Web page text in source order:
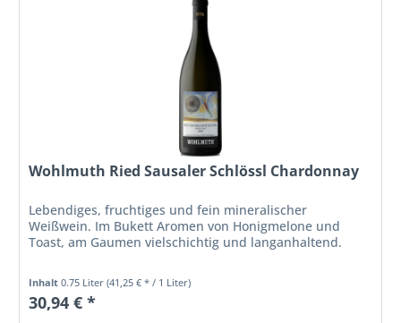
Wohlmuth Ried Sausaler Schlössl Chardonnay
Lebendiges, fruchtiges und fein mineralischer
Weißwein. Im Bukett Aromen von Honigmelone und
Toast, am Gaumen vielschichtig und langanhaltend.
Inhalt0.75 Liter(41,25 € * / 1 Liter)
30,94 € *